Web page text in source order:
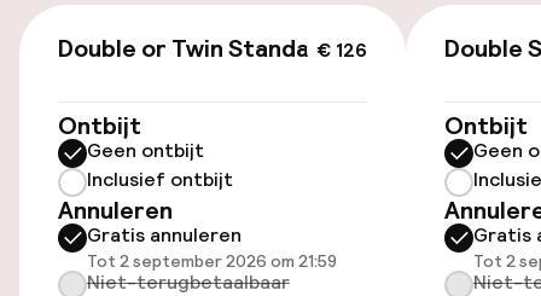
(buiten)
Mogelijk extra kosten
Oplaadpunt elektrische auto op
locatie
Toegankelijkheid
€ 126
Double or Twin Standard
Ontbijt
Geen ontbijt
Inclusief ontbijt
Annuleren
Gratis annuleren
Tot 2 september 2026 om 21:59
Niet-terugbetaalbaar
Double
Ontbijt
Geen
Gratis
Tot 2
Niet-